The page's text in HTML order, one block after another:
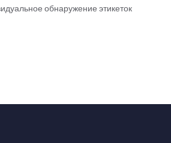
обнаружение этикеток